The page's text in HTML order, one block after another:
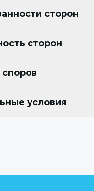
сторон
сторон
условия